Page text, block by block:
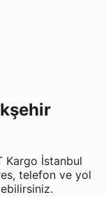
Kargo İstanbul
telefon ve yol